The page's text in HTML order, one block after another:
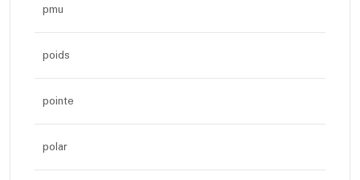
pmu
poids
pointe
polar